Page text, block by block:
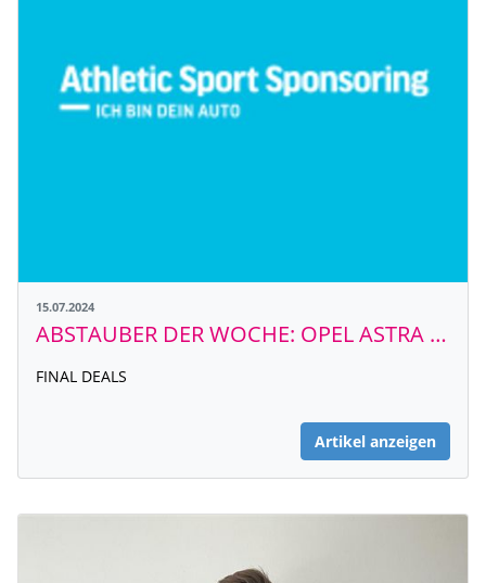
15.07.2024
ABSTAUBER DER WOCHE: OPEL ASTRA GS
FINAL DEALS
Artikel anzeigen